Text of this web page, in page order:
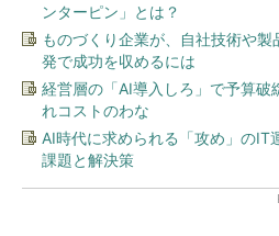
ンターピン」とは？
ものづくり企業が、自社技術や
発で成功を収めるには
経営層の「AI導入しろ」で予算
れコストのわな
AI時代に求められる「攻め」の
課題と解決策